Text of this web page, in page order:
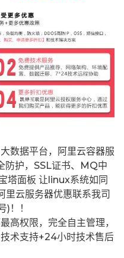
数据平台，阿里云容器服
防护，SSL证书、MQ中
塔面板 让 linux系统如同
云服务器优惠联系我司
)！！
高权限，完全自主管理，
术支持+24小时技术售后